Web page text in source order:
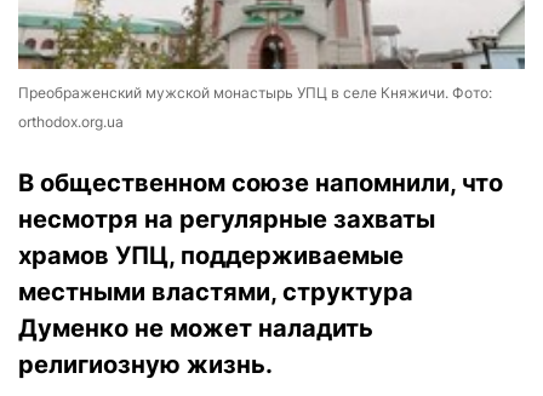
Преображенский мужской монастырь УПЦ в селе Княжичи. Фото:
orthodox.org.ua
В общественном союзе напомнили, что
несмотря на регулярные захваты
храмов УПЦ, поддерживаемые
местными властями, структура
Думенко не может наладить
религиозную жизнь.